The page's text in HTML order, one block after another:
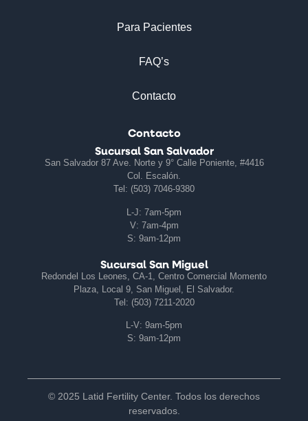
Para Pacientes
FAQ’s
Contacto
Contacto
Sucursal San Salvador
San Salvador 87 Ave. Norte y 9° Calle Poniente, #4416
Col. Escalón.
Tel: (503) 7046-9380
L-J: 7am-5pm
V: 7am-4pm
S: 9am-12pm
Sucursal San Miguel
Redondel Los Leones, CA-1, Centro Comercial Momento
Plaza, Local 9, San Miguel, El Salvador.
Tel: (503) 7211-2020
L-V: 9am-5pm
S: 9am-12pm
© 2025 Latid Fertility Center. Todos los derechos
reservados.